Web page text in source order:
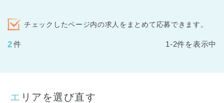
チェックしたページ内の求人をまとめて応募できます。
2件 1-2件を表示中
エリアを選び直す